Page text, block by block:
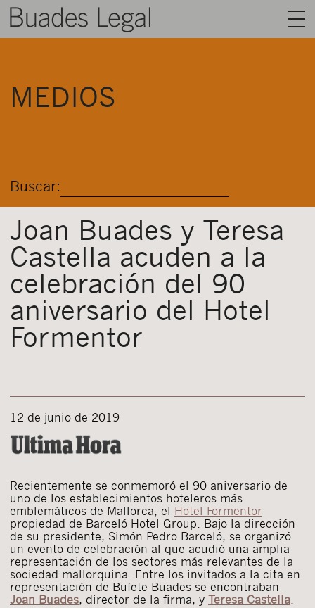
ESPAÑOL
MEDIOS
Buscar:
Joan Buades y Teresa
Castella acuden a la
celebración del 90
aniversario del Hotel
Formentor
12 de junio de 2019
Recientemente se conmemoró el 90 aniversario de
uno de los establecimientos hoteleros más
emblemáticos de Mallorca, el Hotel Formentor
propiedad de Barceló Hotel Group. Bajo la dirección
de su presidente, Simón Pedro Barceló, se organizó
un evento de celebración al que acudió una amplia
representación de los sectores más relevantes de la
sociedad mallorquina. Entre los invitados a la cita en
representación de Bufete Buades se encontraban
Joan Buades, director de la firma, y Teresa Castella.